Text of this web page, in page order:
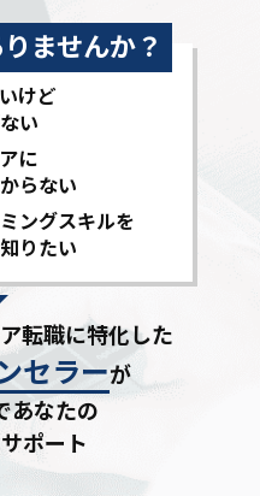
ませんか？
けど
い
に
らない
ングスキルを
りたい
転職に特化した
セラーが
あなたの
ポート